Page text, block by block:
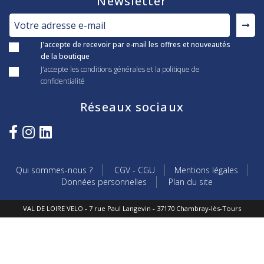
J'accepte de recevoir par e-mail les offres et nouveautés
de la boutique
J'accepte les conditions générales et la politique de
confidentialité
Réseaux sociaux
Qui sommes-nous ? CGV - CGU
Mentions légales
Données personnelles
Plan du site
VAL DE LOIRE VELO - 7 rue Paul Langevin - 37170 Chambray-lès-Tours